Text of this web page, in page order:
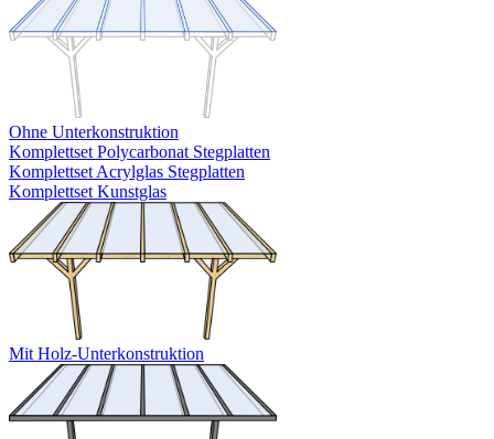
Ohne Unterkonstruktion
Komplettset Polycarbonat Stegplatten
Komplettset Acrylglas Stegplatten
Komplettset Kunstglas
Mit Holz-Unterkonstruktion